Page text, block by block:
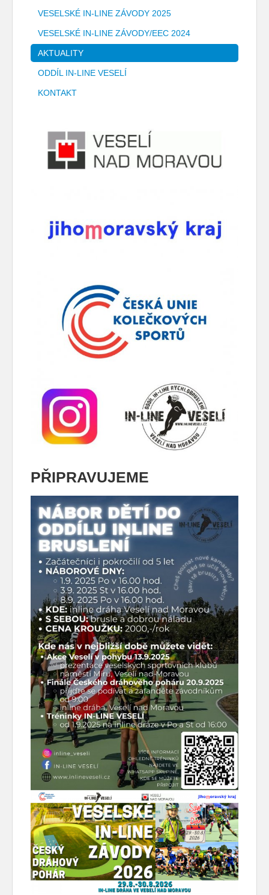
VESELSKÉ IN-LINE ZÁVODY 2025
VESELSKÉ IN-LINE ZÁVODY/EEC 2024
AKTUALITY
ODDÍL IN-LINE VESELÍ
KONTAKT
PŘIPRAVUJEME